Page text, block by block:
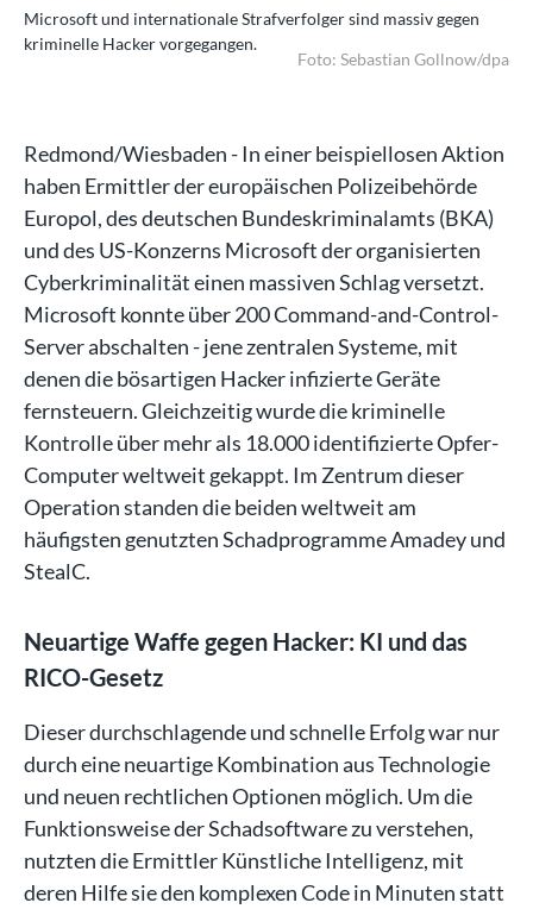
Microsoft und internationale Strafverfolger sind massiv gegen
kriminelle Hacker vorgegangen.
Foto: Sebastian Gollnow/dpa
Redmond/Wiesbaden - In einer beispiellosen Aktion
haben Ermittler der europäischen Polizeibehörde
Europol, des deutschen Bundeskriminalamts (BKA)
und des US-Konzerns Microsoft der organisierten
Cyberkriminalität einen massiven Schlag versetzt.
Microsoft konnte über 200 Command-and-Control-
Server abschalten - jene zentralen Systeme, mit
denen die bösartigen Hacker infizierte Geräte
fernsteuern. Gleichzeitig wurde die kriminelle
Kontrolle über mehr als 18.000 identifizierte Opfer-
Computer weltweit gekappt. Im Zentrum dieser
Operation standen die beiden weltweit am
häufigsten genutzten Schadprogramme Amadey und
StealC.
Neuartige Waffe gegen Hacker: KI und das
RICO-Gesetz
Dieser durchschlagende und schnelle Erfolg war nur
durch eine neuartige Kombination aus Technologie
und neuen rechtlichen Optionen möglich. Um die
Funktionsweise der Schadsoftware zu verstehen,
nutzten die Ermittler Künstliche Intelligenz, mit
deren Hilfe sie den komplexen Code in Minuten statt